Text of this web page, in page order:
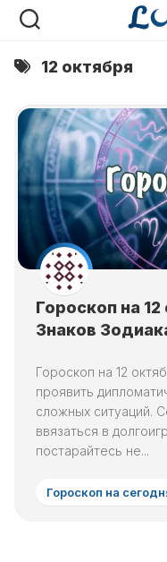
Перейти
12 октября
Гороскоп на
Знаков
Гороскоп на 12
проявить
сложных ситуаций.
ввязаться в
постарайтесь не...
Гороскоп на